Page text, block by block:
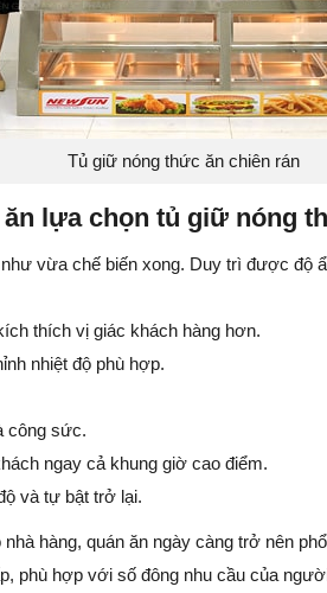
Tủ giữ nóng thức ăn chiên rán
lựa chọn tủ giữ nóng
vừa chế biến xong. Duy trì được độ
thích vị giác khách hàng hơn.
nhiệt độ phù hợp.
công sức.
ngay cả khung giờ cao điểm.
và tự bật trở lại.
hàng, quán ăn ngày càng trở nên
phù hợp với số đông nhu cầu của